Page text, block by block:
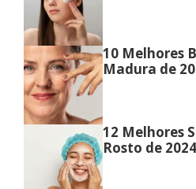
10 Melhores
Madura de
12 Melhores
Rosto de 2024